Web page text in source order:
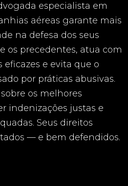
especialista em
aéreas garante mais
na defesa dos seus
os precedentes, atua com
e evita que o
por práticas abusivas.
os melhores
indenizações justas e
Seus direitos
— e bem defendidos.